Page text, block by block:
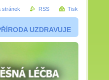
UZDRAVUJE
stránek RSS Tisk